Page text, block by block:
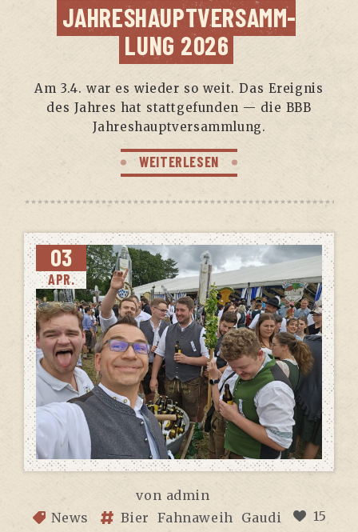
JAH­RES­HAUPT­VER­SAMM­
LUNG 2026
Am 3.4. war es wie­der so weit. Das Ereig­nis
des Jah­res hat statt­ge­fun­den — die BBB
Jahreshauptversammlung.
WEITERLESEN
03
APR.
von admin
News
Bier Fahnaweih Gaudi 15